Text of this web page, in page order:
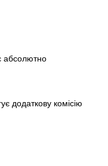
абсолютно
додаткову комісію